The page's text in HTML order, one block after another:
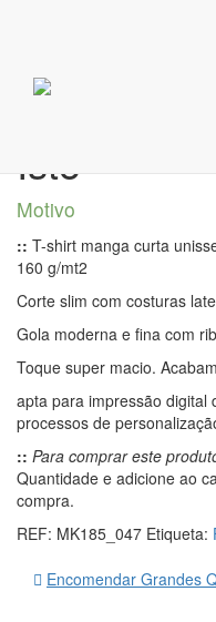
T-Shirt
Estou a
Isto
Motivo
:: T-shirt manga curta
160 g/mt2
Corte slim com costuras
Gola moderna e fina com
Toque super macio.
apta para impressão digital
processos de
:: Para comprar este
Quantidade e adicione ao
compra.
REF: MK185_047 Etiqueta:
Encomendar Grandes